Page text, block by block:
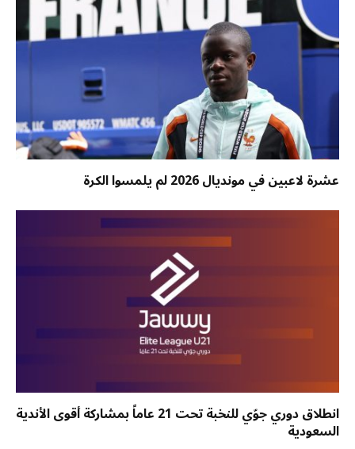
عشرة لاعبين في مونديال 2026 لم يلمسوا الكرة
انطلاق دوري جوّي للنخبة تحت 21 عاماً بمشاركة أقوى الأندية
السعودية